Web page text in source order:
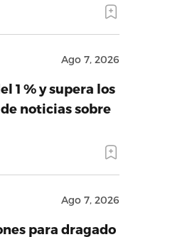
Ago 7, 2026
1 % y supera los
noticias sobre
Ago 7, 2026
para dragado